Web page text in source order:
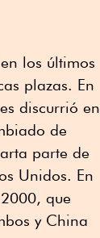
los últimos
plazas. En
discurrió en
de
parte de
Unidos. En
que
y China